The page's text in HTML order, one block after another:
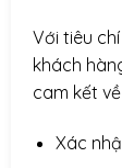
Với tiêu
khách
cam kết
Xác